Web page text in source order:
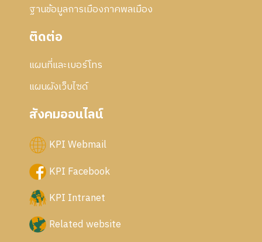
ฐานข้อมูลการเมืองภาคพลเมือง
ติดต่อ
แผนที่และเบอร์โทร
แผนผังเว็บไซด์
สังคมออนไลน์
KPI Webmail
KPI Facebook
KPI Intranet
Related website